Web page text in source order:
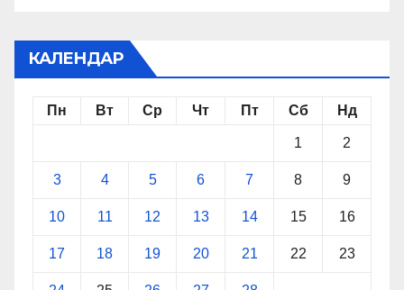
КАЛЕНДАР
Пн Вт Ср Чт Пт Сб Нд
1 2
3 4 5 6 7 8 9
10 11 12 13 14 15 16
17 18 19 20 21 22 23